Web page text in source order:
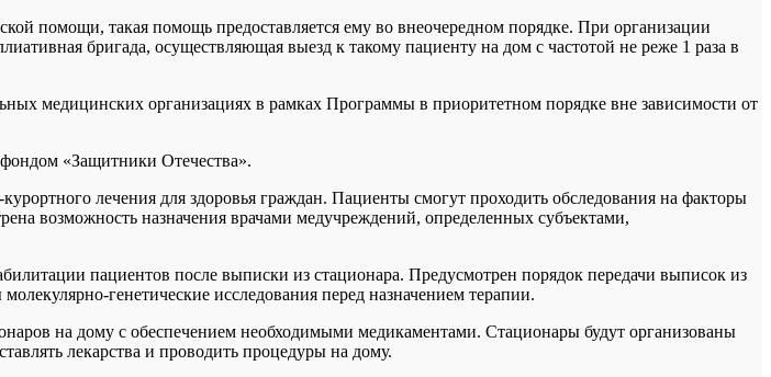
помощи, такая помощь предоставляется ему во внеочередном порядке. При организации
бригада, осуществляющая выезд к такому пациенту на дом с частотой не реже 1 раза в
медицинских организациях в рамках Программы в приоритетном порядке вне зависимости от
«Защитники Отечества».
лечения для здоровья граждан. Пациенты смогут проходить обследования на факторы
возможность назначения врачами медучреждений, определенных субъектами,
пациентов после выписки из стационара. Предусмотрен порядок передачи выписок из
генетические исследования перед назначением терапии.
на дому с обеспечением необходимыми медикаментами. Стационары будут организованы
лекарства и проводить процедуры на дому.